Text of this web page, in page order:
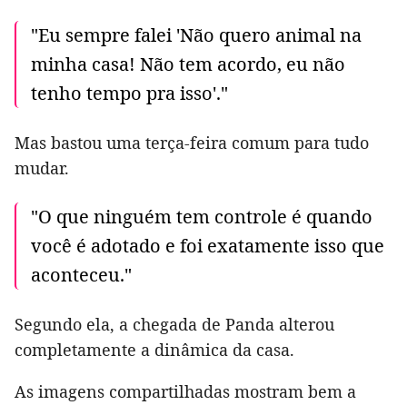
"Eu sempre falei 'Não quero animal na
minha casa! Não tem acordo, eu não
tenho tempo pra isso'."
Mas bastou uma terça-feira comum para tudo
mudar.
"O que ninguém tem controle é quando
você é adotado e foi exatamente isso que
aconteceu."
Segundo ela, a chegada de Panda alterou
completamente a dinâmica da casa.
As imagens compartilhadas mostram bem a